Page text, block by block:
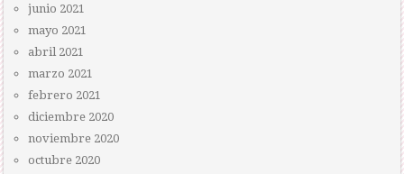
junio 2021
mayo 2021
abril 2021
marzo 2021
febrero 2021
diciembre 2020
noviembre 2020
octubre 2020